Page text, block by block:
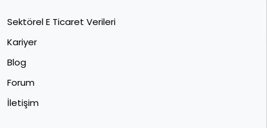
Sektörel E Ticaret Verileri
Kariyer
Blog
Forum
İletişim